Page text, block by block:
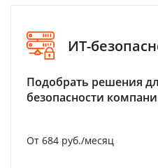
ИТ-
Подобрать решения
безопасности
От 684 руб./месяц